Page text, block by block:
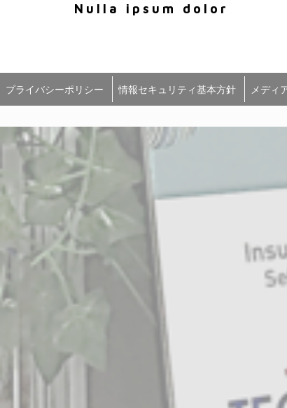
Nulla ipsum dolor
プライバシーポリシー 情報セキュリティ基本方針 メディ